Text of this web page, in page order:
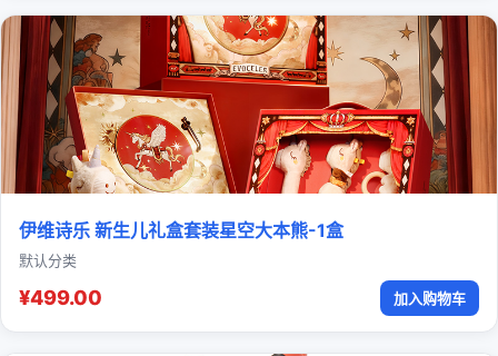
伊维诗乐 新生儿礼盒套装星空大本熊-1盒
默认分类
¥499.00 加入购物车